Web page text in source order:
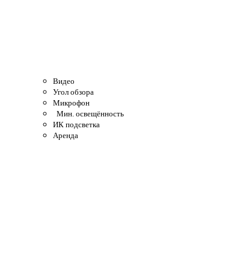
Видео
Угол обзора
Микрофон
Мин. освещённость
ИК подсветка
Аренда